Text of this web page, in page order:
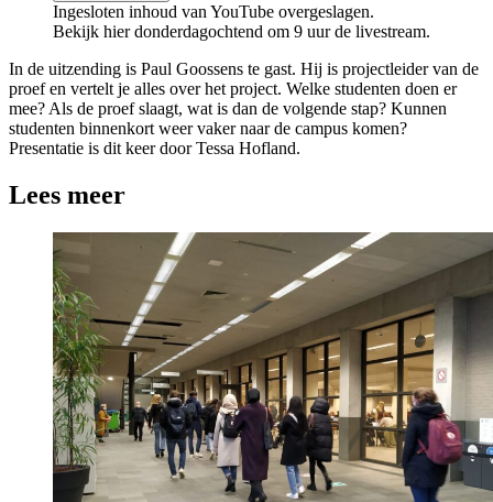
Ingesloten inhoud van YouTube overgeslagen.
Bekijk hier donderdagochtend om 9 uur de livestream.
In de uitzending is Paul Goossens te gast. Hij is projectleider van de
proef en vertelt je alles over het project. Welke studenten doen er
mee? Als de proef slaagt, wat is dan de volgende stap? Kunnen
studenten binnenkort weer vaker naar de campus komen?
Presentatie is dit keer door Tessa Hofland.
Lees meer